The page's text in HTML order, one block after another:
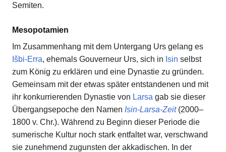
Semiten.
Mesopotamien
Im Zusammenhang mit dem Untergang Urs gelang es
Išbi-Erra, ehemals Gouverneur Urs, sich in Isin selbst
zum König zu erklären und eine Dynastie zu gründen.
Gemeinsam mit der etwas später entstandenen und mit
ihr konkurrierenden Dynastie von Larsa gab sie dieser
Übergangsepoche den Namen Isin-Larsa-Zeit(2000–
1800 v. Chr.). Während zu Beginn dieser Periode die
sumerische Kultur noch stark entfaltet war, verschwand
sie zunehmend zugunsten der akkadischen. In der